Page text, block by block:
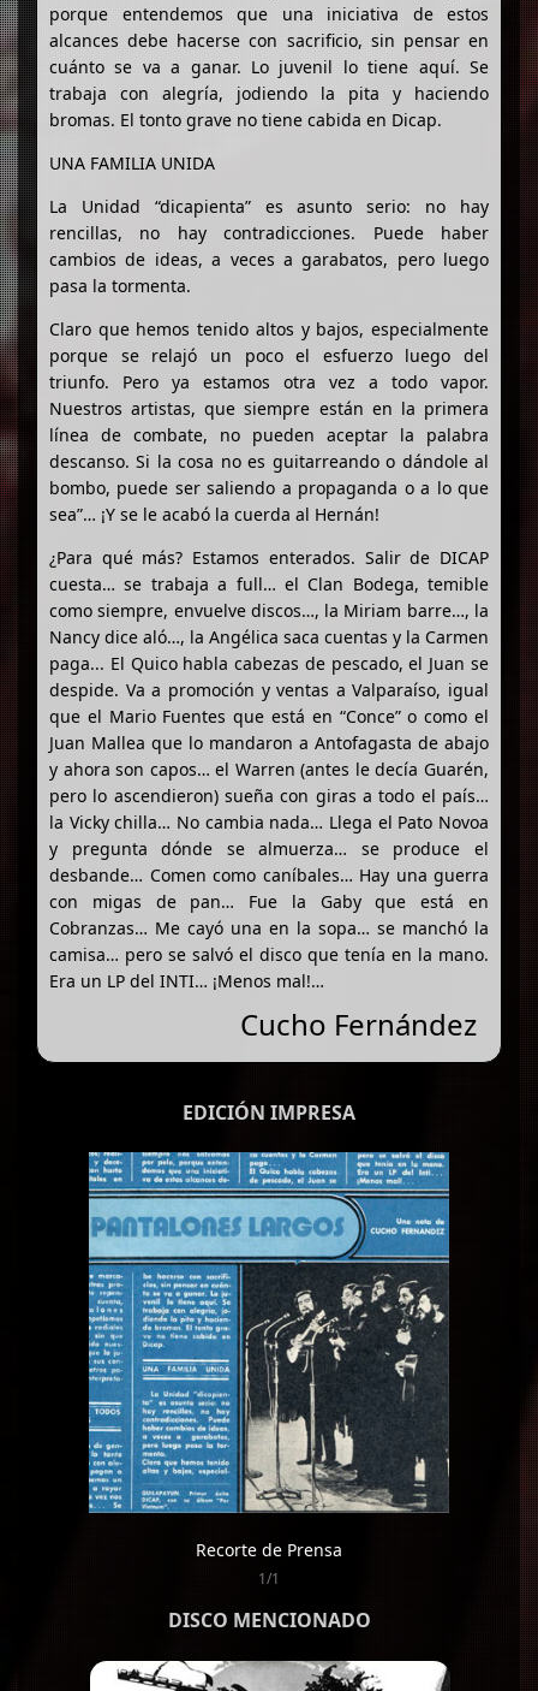
porque entendemos que una iniciativa de estos
alcances debe hacerse con sacrificio, sin pensar en
cuánto se va a ganar. Lo juvenil lo tiene aquí. Se
trabaja con alegría, jodiendo la pita y haciendo
bromas. El tonto grave no tiene cabida en Dicap.
UNA FAMILIA UNIDA
La Unidad “dicapienta” es asunto serio: no hay
rencillas, no hay contradicciones. Puede haber
cambios de ideas, a veces a garabatos, pero luego
pasa la tormenta.
Claro que hemos tenido altos y bajos, especialmente
porque se relajó un poco el esfuerzo luego del
triunfo. Pero ya estamos otra vez a todo vapor.
Nuestros artistas, que siempre están en la primera
línea de combate, no pueden aceptar la palabra
descanso. Si la cosa no es guitarreando o dándole al
bombo, puede ser saliendo a propaganda o a lo que
sea”… ¡Y se le acabó la cuerda al Hernán!
¿Para qué más? Estamos enterados. Salir de DICAP
cuesta… se trabaja a full… el Clan Bodega, temible
como siempre, envuelve discos…, la Miriam barre…, la
Nancy dice aló…, la Angélica saca cuentas y la Carmen
paga... El Quico habla cabezas de pescado, el Juan se
despide. Va a promoción y ventas a Valparaíso, igual
que el Mario Fuentes que está en “Conce” o como el
Juan Mallea que lo mandaron a Antofagasta de abajo
y ahora son capos… el Warren (antes le decía Guarén,
pero lo ascendieron) sueña con giras a todo el país…
la Vicky chilla… No cambia nada… Llega el Pato Novoa
y pregunta dónde se almuerza… se produce el
desbande… Comen como caníbales… Hay una guerra
con migas de pan… Fue la Gaby que está en
Cobranzas… Me cayó una en la sopa… se manchó la
camisa… pero se salvó el disco que tenía en la mano.
Era un LP del INTI… ¡Menos mal!…
Cucho Fernández
EDICIÓN IMPRESA
Recorte de Prensa
1/1
DISCO MENCIONADO